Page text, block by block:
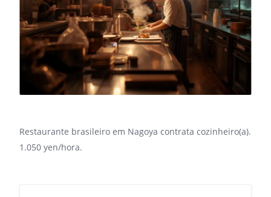
Restaurante brasileiro em Nagoya contrata cozinheiro(a).
1.050 yen/hora.